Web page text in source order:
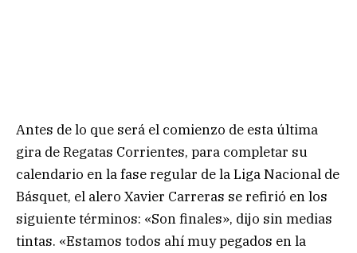
Antes de lo que será el comienzo de esta última
gira de Regatas Corrientes, para completar su
calendario en la fase regular de la Liga Nacional de
Básquet, el alero Xavier Carreras se refirió en los
siguiente términos: «Son finales», dijo sin medias
tintas. «Estamos todos ahí muy pegados en la